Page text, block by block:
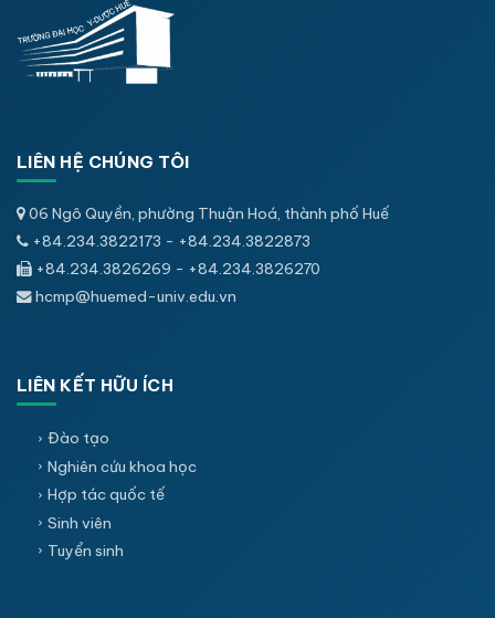
LIÊN HỆ CHÚNG TÔI
06 Ngô Quyền, phường Thuận Hoá, thành phố Huế
+84.234.3822173 - +84.234.3822873
+84.234.3826269 - +84.234.3826270
hcmp@huemed-univ.edu.vn
LIÊN KẾT HỮU ÍCH
Đào tạo
Nghiên cứu khoa học
Hợp tác quốc tế
Sinh viên
Tuyển sinh